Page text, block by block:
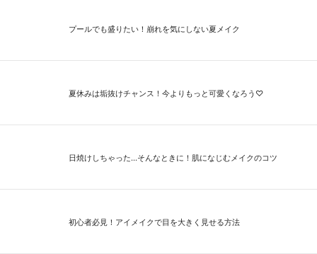
プールでも盛りたい！崩れを気にしない夏メイク
夏休みは垢抜けチャンス！今よりもっと可愛くなろう♡
日焼けしちゃった...そんなときに！肌になじむメイクのコツ
初心者必見！アイメイクで目を大きく見せる方法